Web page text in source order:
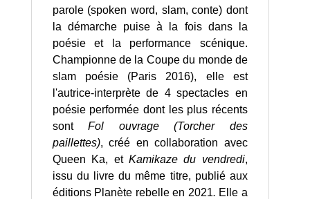
parole (spoken word, slam, conte) dont
la démarche puise à la fois dans la
poésie et la performance scénique.
Championne de la Coupe du monde de
slam poésie (Paris 2016), elle est
l'autrice-interprète de 4 spectacles en
poésie performée dont les plus récents
sontFol ouvrage (Torcher des
paillettes), créé en collaboration avec
Queen Ka, etKamikaze du vendredi,
issu du livre du même titre, publié aux
éditions Planète rebelle en 2021. Elle a